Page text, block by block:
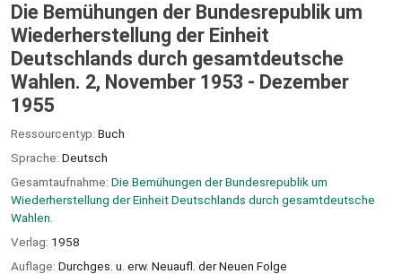
Die Bemühungen der Bundesrepublik um
Wiederherstellung der Einheit
Deutschlands durch gesamtdeutsche
Wahlen. 2, November 1953 - Dezember
1955
Ressourcentyp: Buch
Sprache: Deutsch
Gesamtaufnahme: Die Bemühungen der Bundesrepublik um
Wiederherstellung der Einheit Deutschlands durch gesamtdeutsche
Wahlen.
Verlag: 1958
Auflage: Durchges. u. erw. Neuaufl. der Neuen Folge